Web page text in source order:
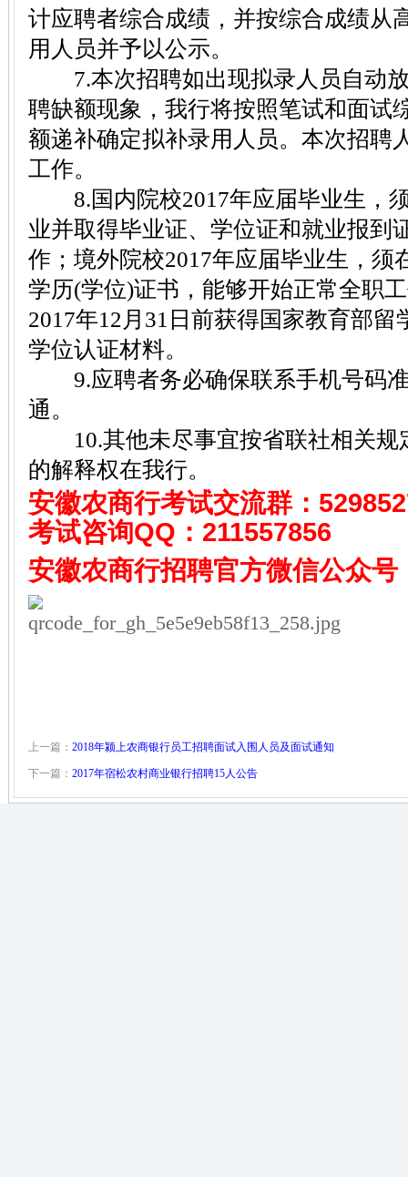
计应聘者综合成绩，并按综合成绩从
用人员并予以公示。
7.本次招聘如出现拟录人员自动放
聘缺额现象，我行将按照笔试和面试
额递补确定拟补录用人员。本次招聘
工作。
8.国内院校2017年应届毕业生，须
业并取得毕业证、学位证和就业报到
作；境外院校2017年应届毕业生，须
学历(学位)证书，能够开始正常全职
2017年12月31日前获得国家教育部
学位认证材料。
9.应聘者务必确保联系手机号码准
通。
10.其他未尽事宜按省联社相关规
的解释权在我行。
安徽农商行考试交流群：
考试咨询QQ： 211557856
安徽农商行招聘官方微信公众号
上一篇： 2018年颍上农商银行员工招聘面试入围人员及面试通知
下一篇： 2017年宿松农村商业银行招聘15人公告